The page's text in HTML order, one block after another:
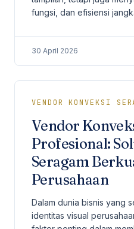
fungsi, dan efisiensi
perusahaan adalah...
30 April 2026
VENDOR KONVEKSI
Vendor
Profesional:
Seragam
Perusahaan
Dalam dunia bisnis yang
identitas visual